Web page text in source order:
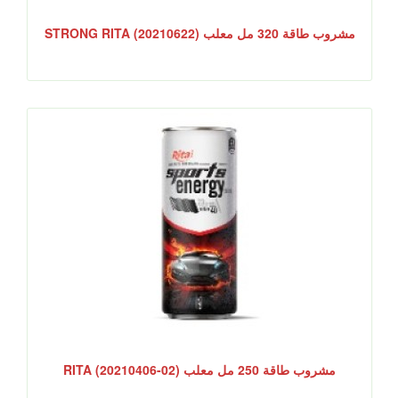
مشروب طاقة 320 مل معلب STRONG RITA (20210622)
مشروب طاقة 250 مل معلب RITA (20210406-02)